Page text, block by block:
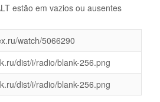
estão em vazios ou ausentes
watch/5066290
dist/i/radio/blank-256.png
dist/i/radio/blank-256.png